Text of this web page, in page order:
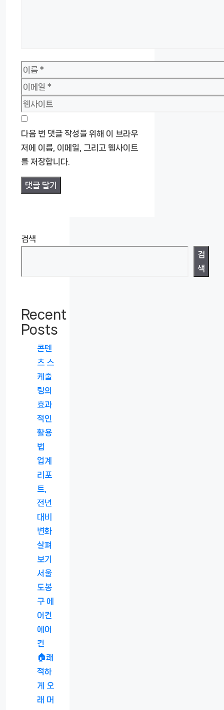
이
름
이
메
일
웹
사
이
트
다음 번 댓글 작성을 위해 이 브라우
저에 이름, 이메일, 그리고 웹사이트
를 저장합니다.
검색
검
색
Recent
Posts
콘텐
츠 스
케줄
링의
효과
적인
활용
법
업계
리포
트,
전년
대비
변화
살펴
보기
서울
도봉
구 에
어컨
에어
컨
🏠쾌
적하
게 오
래 머